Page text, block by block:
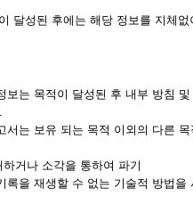
달성된 후에는 해당 정보를 지체없
보는 목적이 달성된 후 내부 방침
서는 보유 되는 목적 이외의 다른
거나 소각을 통하여 파기
을 재생할 수 없는 기술적 방법을